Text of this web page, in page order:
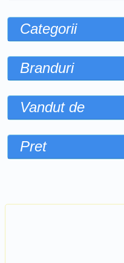
Categorii
Branduri
Vandut de
Pret